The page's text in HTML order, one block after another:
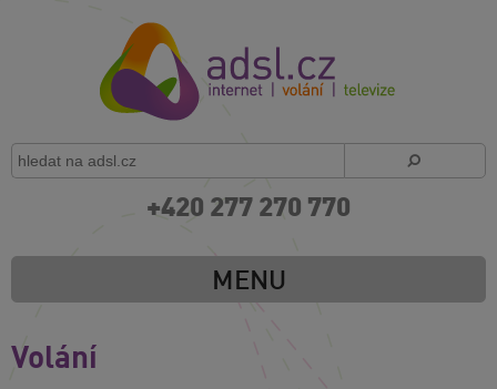
+420 277 270 770
MENU
Volání